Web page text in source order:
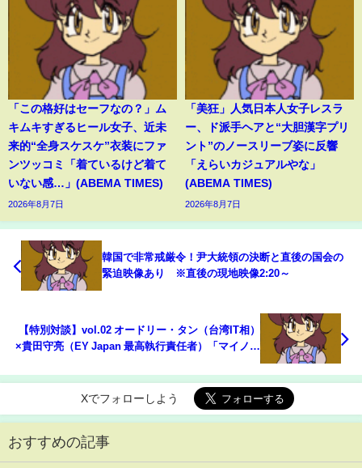
「この格好はセーフなの？」ム
キムキすぎるヒール女子、近未
来的“全身スケスケ”衣装にファ
ンツッコミ「着ているけど着て
いない感…」(ABEMA TIMES)
2026年8月7日
「美狂」人気日本人女子レスラ
ー、ド派手ヘアと“大胆漢字プリ
ント”のノースリーブ姿に反響
「えらいカジュアルやな」
(ABEMA TIMES)
2026年8月7日
韓国で非常戒厳令！尹大統領の決断と直後の国会の
緊迫映像あり ※直後の現地映像2:20～
【特別対談】vol.02 オードリー・タン（台湾IT相）
×貴田守亮（EY Japan 最高執行責任者）「マイノリ
Xでフォローしよう
おすすめの記事